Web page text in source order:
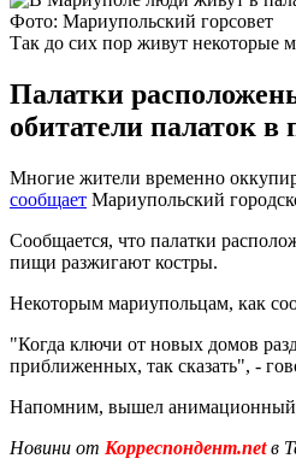
Фото: Мариупольский горсовет
Так до сих пор живут некоторые
Палатки
обитатели палаток в
Многие жители временно
сообщает Мариупольский
Сообщается, что палатки
пищи разжигают костры.
Некоторым мариупольцам, как
"Когда ключи от новых домов
приближенных, так сказать", -
Напомним, вышел анимационный
Новини от Корреспондент.netв